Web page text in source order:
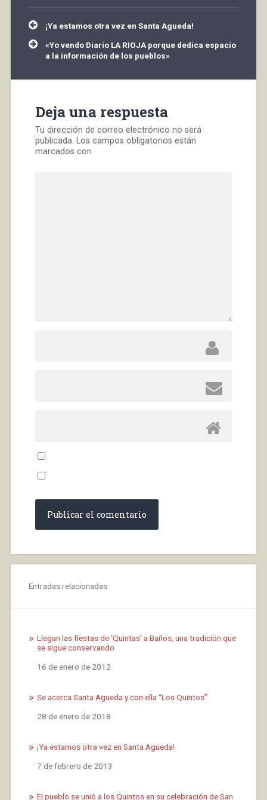
Navegación
de
entradas
¡Ya estamos otra vez en Santa Agueda!
«Yo vendo Diario LA RIOJA porque dedica espacio
a la información de los pueblos»
Deja una respuesta
Tu dirección de correo electrónico no será
publicada. Los campos obligatorios están
marcados con
Entradas relacionadas
Llegan las fiestas de ‘Quintas’ a Baños, una tradición que
se sigue conservando
Fecha
16 de enero de 2012
Se acerca Santa Agueda y con ella “Los Quintos”
Fecha
28 de enero de 2018
¡Ya estamos otra vez en Santa Agueda!
Fecha
7 de febrero de 2013
El pueblo se unió a los Quintos en su celebración de San